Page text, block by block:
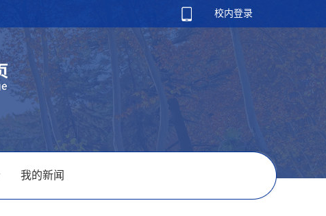
校内登录
我的新闻